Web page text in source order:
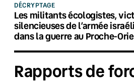
DÉCRYPTAGE
Les militants écologistes,
silencieuses de l’armée
dans la guerre au Proche-
Rapports de